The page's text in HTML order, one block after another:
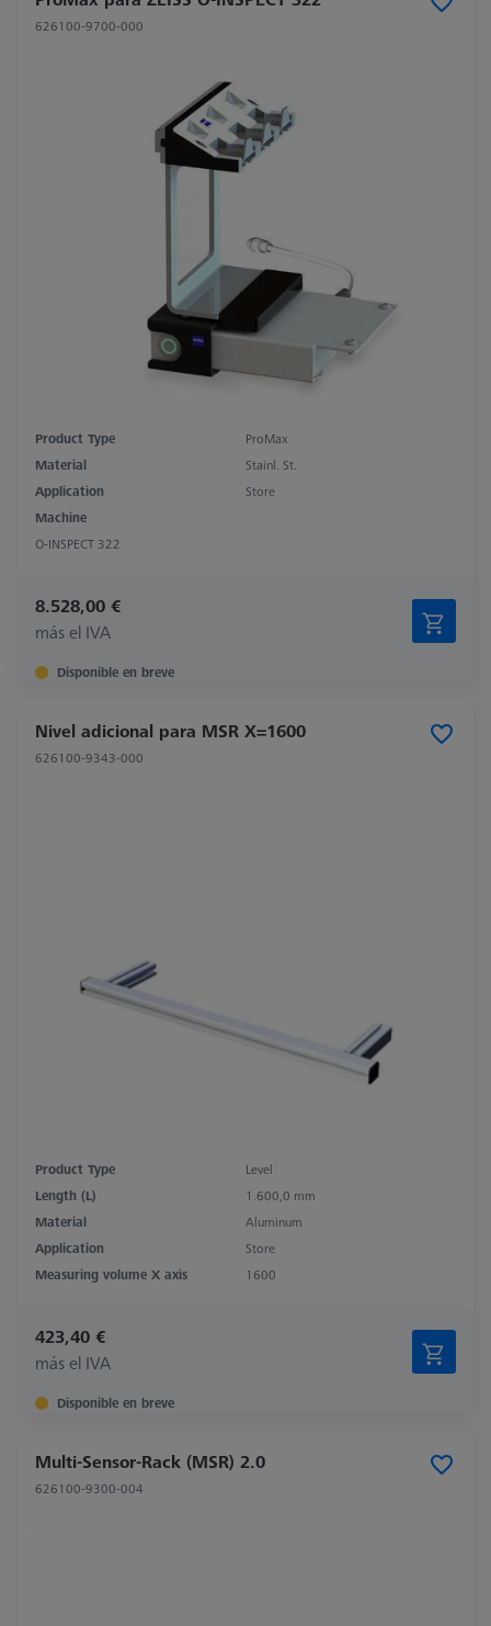
626100-9700-000
Product Type
ProMax
Material
Stainl. St.
Application
Store
Machine
O-INSPECT 322
8.528,00 €
más el IVA
Disponible en breve
Nivel adicional para MSR X=1600
626100-9343-000
Product Type
Level
Length (L)
1.600,0 mm
Material
Aluminum
Application
Store
Measuring volume X axis
1600
423,40 €
más el IVA
Disponible en breve
Multi-Sensor-Rack (MSR) 2.0
626100-9300-004